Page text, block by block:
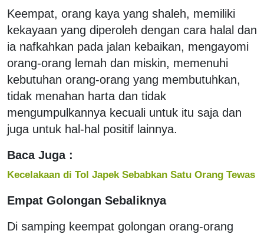
Keempat, orang kaya yang shaleh, memiliki
kekayaan yang diperoleh dengan cara halal dan
ia nafkahkan pada jalan kebaikan, mengayomi
orang-orang lemah dan miskin, memenuhi
kebutuhan orang-orang yang membutuhkan,
tidak menahan harta dan tidak
mengumpulkannya kecuali untuk itu saja dan
juga untuk hal-hal positif lainnya.
Baca Juga :
Kecelakaan di Tol Japek Sebabkan Satu Orang Tewas
Empat Golongan Sebaliknya
Di samping keempat golongan orang-orang